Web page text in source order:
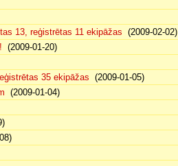
13, reģistrētas 11 ekipāžas (2009-02-02)
(2009-01-20)
35 ekipāžas (2009-01-05)
(2009-01-04)